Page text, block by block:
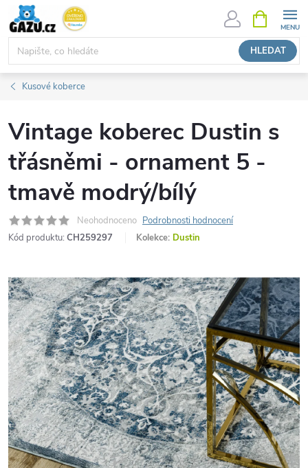
Přejít
obsah
HLEDAT
NÁKUPNÍ
KOŠÍK
Kusové koberce
Vintage koberec Dustin s
třásněmi - ornament 5 -
tmavě modrý/bílý
Neohodnoceno Podrobnosti hodnocení
Kód produktu: CH259297 Kolekce: Dustin